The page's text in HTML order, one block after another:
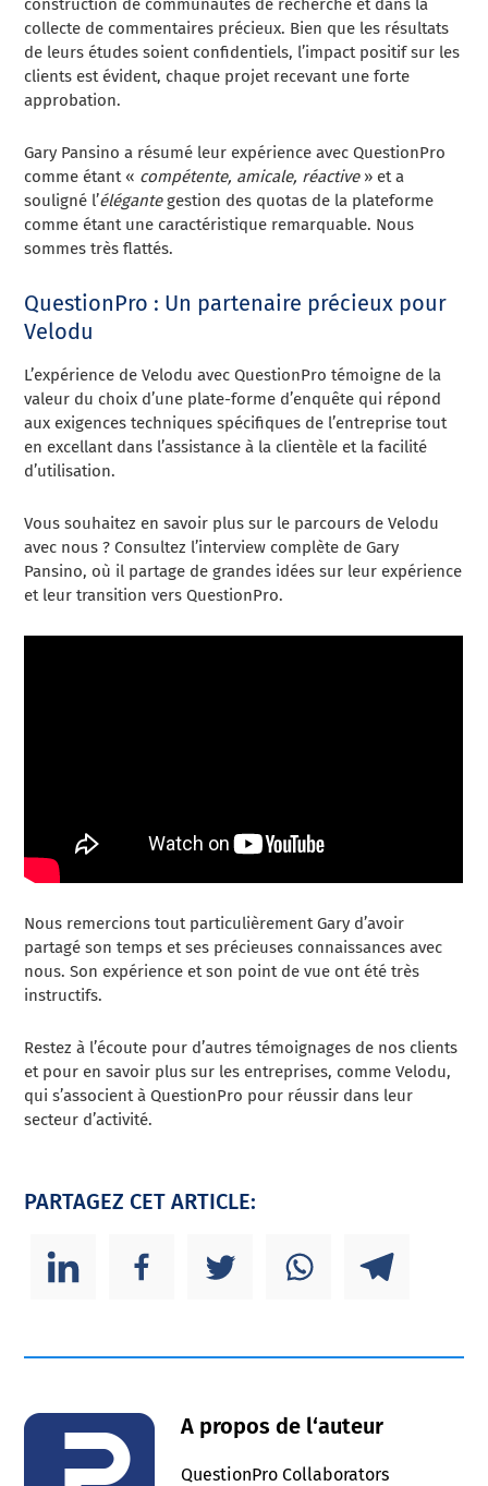
construction de communautés de recherche et dans la
collecte de commentaires précieux. Bien que les résultats
de leurs études soient confidentiels, l’impact positif sur les
clients est évident, chaque projet recevant une forte
approbation.
Gary Pansino a résumé leur expérience avec QuestionPro
comme étant « compétente, amicale, réactive» et a
souligné l’élégantegestion des quotas de la plateforme
comme étant une caractéristique remarquable. Nous
sommes très flattés.
QuestionPro : Un partenaire précieux pour
Velodu
L’expérience de Velodu avec QuestionPro témoigne de la
valeur du choix d’une plate-forme d’enquête qui répond
aux exigences techniques spécifiques de l’entreprise tout
en excellant dans l’assistance à la clientèle et la facilité
d’utilisation.
Vous souhaitez en savoir plus sur le parcours de Velodu
avec nous ? Consultez l’interview complète de Gary
Pansino, où il partage de grandes idées sur leur expérience
et leur transition vers QuestionPro.
Nous remercions tout particulièrement Gary d’avoir
partagé son temps et ses précieuses connaissances avec
nous. Son expérience et son point de vue ont été très
instructifs.
Restez à l’écoute pour d’autres témoignages de nos clients
et pour en savoir plus sur les entreprises, comme Velodu,
qui s’associent à QuestionPro pour réussir dans leur
secteur d’activité.
PARTAGEZ CET ARTICLE:
A propos de l‘auteur
QuestionPro Collaborators